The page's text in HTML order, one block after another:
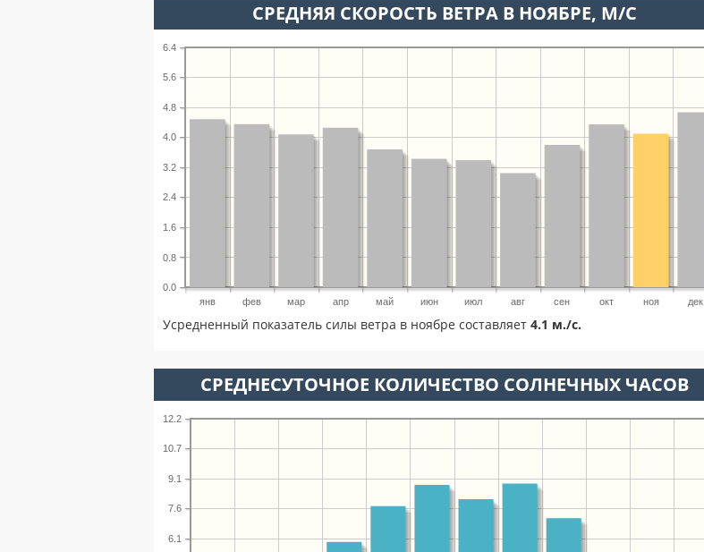
СРЕДНЯЯ СКОРОСТЬ ВЕТРА В НОЯБРЕ, М/С
янв фев мар апр май июн июл авг сен окт ноя дек
0.0
0.8
1.6
2.4
3.2
4.0
4.8
5.6
6.4
Усредненный показатель силы ветра в ноябре составляет 4.1 м./с.
СРЕДНЕСУТОЧНОЕ КОЛИЧЕСТВО СОЛНЕЧНЫХ ЧАСОВ
6.1
7.6
9.1
10.7
12.2